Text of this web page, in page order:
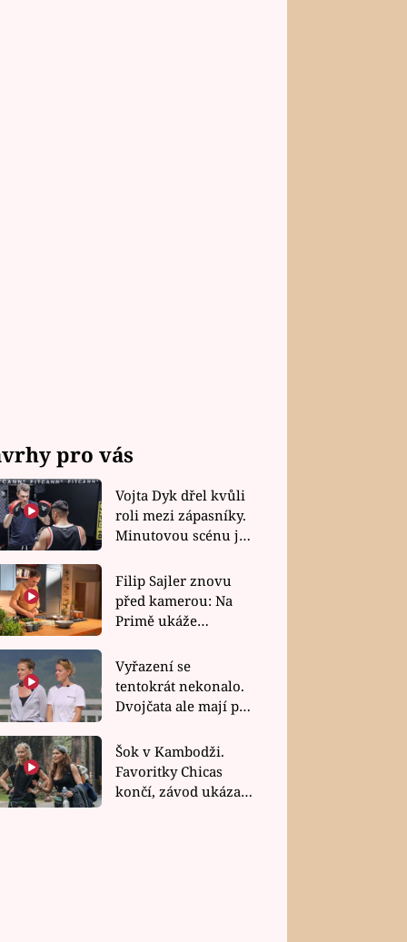
pro vás
Vojta Dyk dřel kvůli
roli mezi zápasníky.
Minutovou scénu jel
Filip Sajler znovu
před kamerou: Na
Primě ukáže
rychlé recepty
Vyřazení se
tentokrát nekonalo.
Dvojčata ale mají po
závodu nůž na krku
Šok v Kambodži.
Favoritky Chicas
končí, závod ukázal